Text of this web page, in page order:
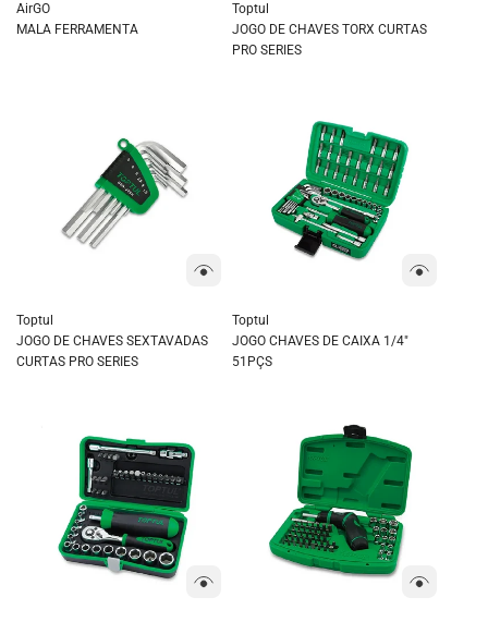
AirGO
MALA FERRAMENTA
Toptul
JOGO DE CHAVES TORX CURTAS
PRO SERIES
Toptul
JOGO DE CHAVES SEXTAVADAS
CURTAS PRO SERIES
Toptul
JOGO CHAVES DE CAIXA 1/4"
51PÇS